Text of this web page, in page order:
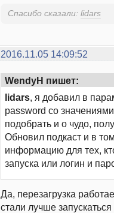
Спасибо сказали: lidars
2016.11.05 14:09:52
WendyH пишет:
lidars, я добавил в
password со
подобрать и о чудо,
Обновил подкаст и в
информацию для тех,
запуска или логин и
Да, перезагрузка
стали лучше